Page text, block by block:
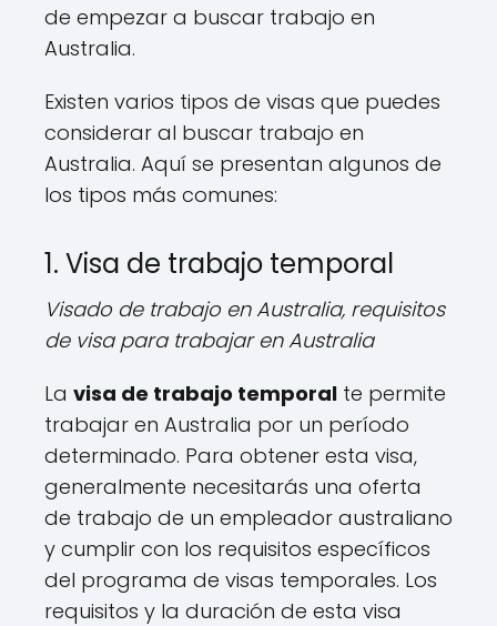
de empezar a buscar trabajo en
Australia.
Existen varios tipos de visas que puedes
considerar al buscar trabajo en
Australia. Aquí se presentan algunos de
los tipos más comunes:
1. Visa de trabajo temporal
Visado de trabajo en Australia, requisitos
de visa para trabajar en Australia
La visa de trabajo temporal te permite
trabajar en Australia por un período
determinado. Para obtener esta visa,
generalmente necesitarás una oferta
de trabajo de un empleador australiano
y cumplir con los requisitos específicos
del programa de visas temporales. Los
requisitos y la duración de esta visa